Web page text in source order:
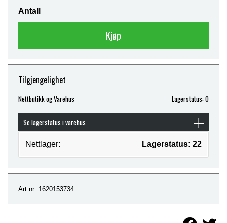
Antall
Kjøp
Tilgjengelighet
Nettbutikk og Varehus Lagerstatus: 0
Se lagerstatus i varehus
Nettlager: Lagerstatus: 22
Art.nr: 1620153734